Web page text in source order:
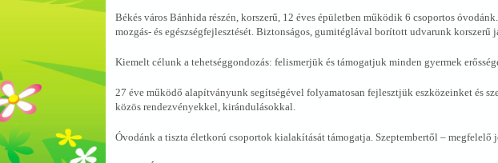
Békés város Bánhida részén, korszerű, 12 éves épületben működik 6 csoportos
mozgás- és egészségfejlesztését. Biztonságos, gumitéglával borított udvarunk
Kiemelt célunk a tehetséggondozás: felismerjük és támogatjuk minden gyermek
27 éve működő alapítványunk segítségével folyamatosan fejlesztjük eszközeinket és
közös rendezvényekkel, kirándulásokkal.
Óvodánk a tiszta életkorú csoportok kialakítását támogatja. Szeptembertől – megfelelő